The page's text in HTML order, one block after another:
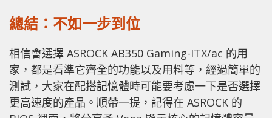
總結：不如一步到位
相信會選擇 ASROCK AB350 Gaming-ITX/ac 的用
家，都是看準它齊全的功能以及用料等，經過簡單的
測試，大家在配搭記憶體時可能要考慮一下是否選擇
更高速度的產品。順帶一提，記得在 ASROCK 的